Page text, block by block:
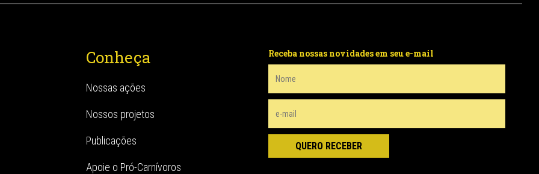
Conheça
Nossas ações
Nossos projetos
Publicações
Apoie o Pró-Carnívoros
Receba nossas novidades em seu e-mail